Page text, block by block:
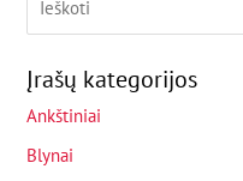
Įrašų kategorijos
Ankštiniai
Blynai